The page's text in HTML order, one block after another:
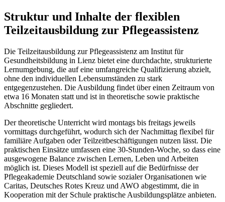
Struktur und Inhalte der flexiblen
Teilzeitausbildung zur Pflegeassistenz
Die Teilzeitausbildung zur Pflegeassistenz am Institut für
Gesundheitsbildung in Lienz bietet eine durchdachte, strukturierte
Lernumgebung, die auf eine umfangreiche Qualifizierung abzielt,
ohne den individuellen Lebensumständen zu stark
entgegenzustehen. Die Ausbildung findet über einen Zeitraum von
etwa 16 Monaten statt und ist in theoretische sowie praktische
Abschnitte gegliedert.
Der theoretische Unterricht wird montags bis freitags jeweils
vormittags durchgeführt, wodurch sich der Nachmittag flexibel für
familiäre Aufgaben oder Teilzeitbeschäftigungen nutzen lässt. Die
praktischen Einsätze umfassen eine 30-Stunden-Woche, so dass eine
ausgewogene Balance zwischen Lernen, Leben und Arbeiten
möglich ist. Dieses Modell ist speziell auf die Bedürfnisse der
Pflegeakademie Deutschland sowie sozialer Organisationen wie
Caritas, Deutsches Rotes Kreuz und AWO abgestimmt, die in
Kooperation mit der Schule praktische Ausbildungsplätze anbieten.